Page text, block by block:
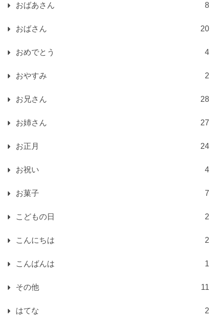
おばあさん 8
おばさん 20
おめでとう 4
おやすみ 2
お兄さん 28
お姉さん 27
お正月 24
お祝い 4
お菓子 7
こどもの日 2
こんにちは 2
こんばんは 1
その他 11
はてな 2